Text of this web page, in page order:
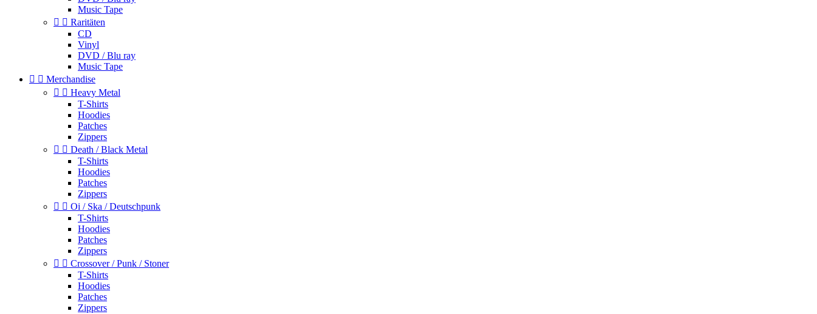
Music Tape
  Raritäten
CD
Vinyl
DVD / Blu ray
Music Tape
  Merchandise
  Heavy Metal
T-Shirts
Hoodies
Patches
Zippers
  Death / Black Metal
T-Shirts
Hoodies
Patches
Zippers
  Oi / Ska / Deutschpunk
T-Shirts
Hoodies
Patches
Zippers
  Crossover / Punk / Stoner
T-Shirts
Hoodies
Patches
Zippers